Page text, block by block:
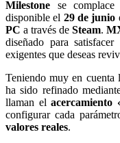
Milestone se
disponible el 29 de junio
PC a través de Steam.
diseñado para
exigentes que deseas
Teniendo muy en cuenta
ha sido refinado
llaman elacercamiento
configurar cada
valores reales.